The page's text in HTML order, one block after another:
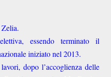
essendo terminato il
iniziato nel 2013.
dopo l’accoglienza delle